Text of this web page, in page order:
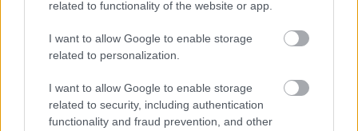
related to functionality of the website or app.
I want to allow Google to enable storage
related to personalization.
I want to allow Google to enable storage
related to security, including authentication
functionality and fraud prevention, and other